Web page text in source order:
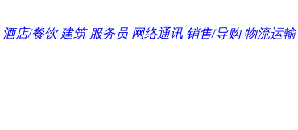
酒店/餐饮 建筑 服务员 网络通讯 销售/导购 物流运输